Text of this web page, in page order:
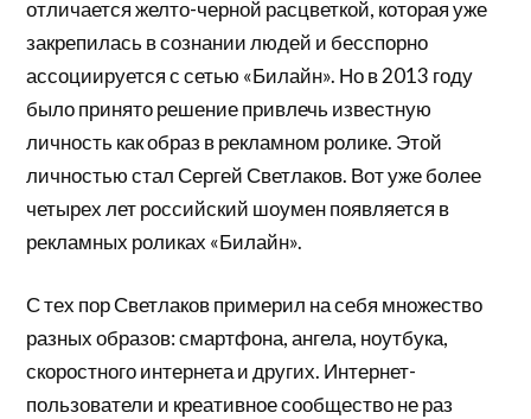
отличается желто-черной расцветкой, которая уже
закрепилась в сознании людей и бесспорно
ассоциируется с сетью «Билайн». Но в 2013 году
было принято решение привлечь известную
личность как образ в рекламном ролике. Этой
личностью стал Сергей Светлаков. Вот уже более
четырех лет российский шоумен появляется в
рекламных роликах «Билайн».
С тех пор Светлаков примерил на себя множество
разных образов: смартфона, ангела, ноутбука,
скоростного интернета и других. Интернет-
пользователи и креативное сообщество не раз